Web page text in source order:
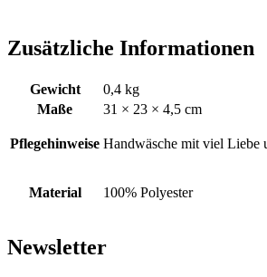
Zusätzliche Informationen
Gewicht
0,4 kg
Maße
31 × 23 × 4,5 cm
Pflegehinweise Handwäsche mit viel Liebe
Material 100% Polyester
Newsletter